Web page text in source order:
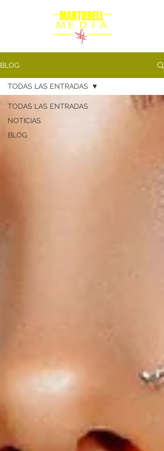
BLOG
TODAS LAS ENTRADAS
NOTICIAS
BLOG
TODAS LAS ENTRADAS